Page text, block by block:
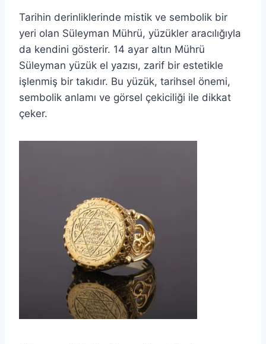
Tarihin derinliklerinde mistik ve sembolik bir
yeri olan Süleyman Mührü, yüzükler aracılığıyla
da kendini gösterir. 14 ayar altın Mührü
Süleyman yüzük el yazısı, zarif bir estetikle
işlenmiş bir takıdır. Bu yüzük, tarihsel önemi,
sembolik anlamı ve görsel çekiciliği ile dikkat
çeker.